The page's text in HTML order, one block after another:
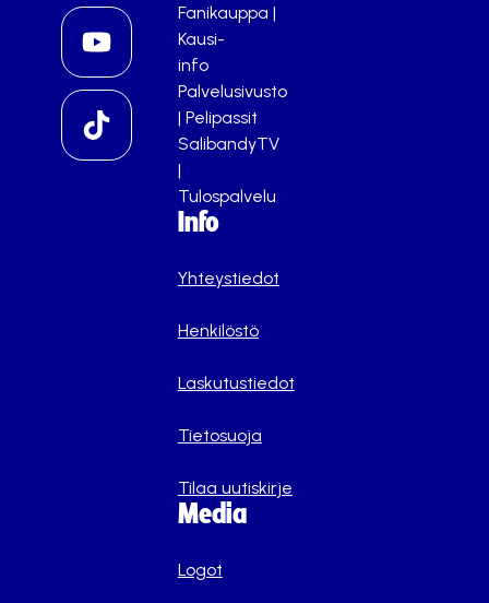
Fanikauppa |
Kausi-
info
Palvelusivusto
| Pelipassit
SalibandyTV
|
Tulospalvelu
Info
Yhteystiedot
Henkilöstö
Laskutustiedot
Tietosuoja
Tilaa uutiskirje
Media
Logot